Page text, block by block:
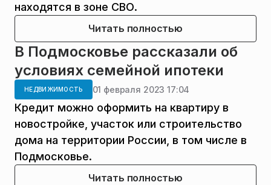
находятся в зоне СВО.
Читать полностью
В Подмосковье рассказали об
условиях семейной ипотеки
НЕДВИЖИМОСТЬ 01 февраля 2023 17:04
Кредит можно оформить на квартиру в
новостройке, участок или строительство
дома на территории России, в том числе в
Подмосковье.
Читать полностью